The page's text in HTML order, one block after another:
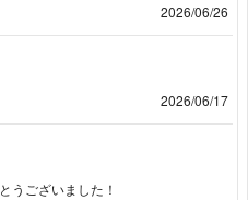
2026/06/26
2026/06/17
うございました！